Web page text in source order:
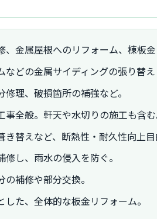
、金属屋根へのリフォーム、棟板
などの金属サイディングの張り替え
理、破損箇所の補強など。
全般。軒天や水切りの施工も含む
替えなど、断熱性・耐久性向上目
し、雨水の侵入を防ぐ。
補修や部分交換。
た、全体的な板金リフォーム。